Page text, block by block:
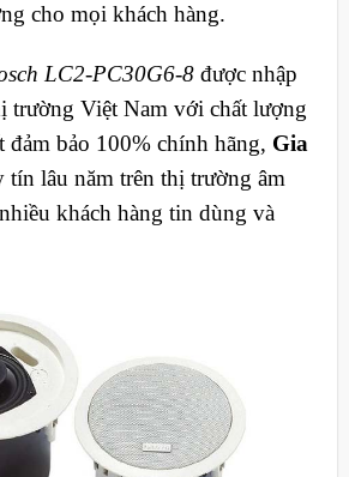
cho mọi khách hàng.
LC2‑PC30G6‑8được nhập
trường Việt Nam với chất lượng
đảm bảo 100% chính hãng, Gia
tín lâu năm trên thị trường âm
khách hàng tin dùng và